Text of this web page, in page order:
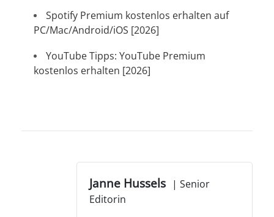
Spotify Premium kostenlos erhalten auf
PC/Mac/Android/iOS [2026]
YouTube Tipps: YouTube Premium
kostenlos erhalten [2026]
Janne Hussels | Senior
Editorin